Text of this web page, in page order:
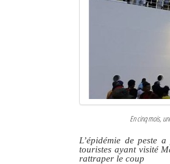
En cinq mois,
L’épidémie de peste
touristes ayant visité
rattraper le coup